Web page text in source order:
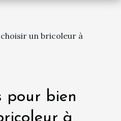
un bricoleur à
pour bien